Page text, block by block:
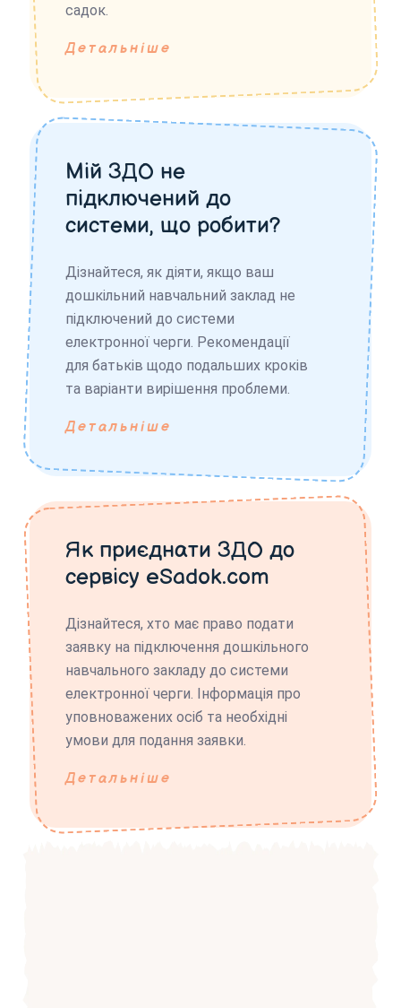
садок.
Детальніше
Мій ЗДО не
підключений до
системи, що робити?
Дізнайтеся, як діяти, якщо ваш
дошкільний навчальний заклад не
підключений до системи
електронної черги. Рекомендації
для батьків щодо подальших кроків
та варіанти вирішення проблеми.
Детальніше
Як приєднати ЗДО до
сервісу eSadok.com
Дізнайтеся, хто має право подати
заявку на підключення дошкільного
навчального закладу до системи
електронної черги. Інформація про
уповноважених осіб та необхідні
умови для подання заявки.
Детальніше